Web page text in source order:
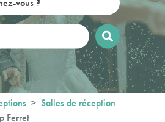
Salles de réception
Ferret